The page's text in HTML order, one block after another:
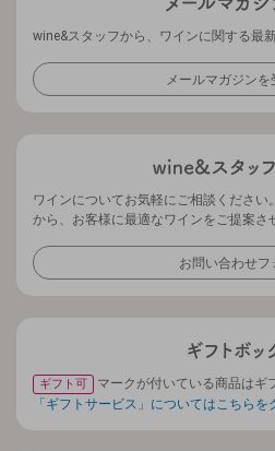
wine&スタッフから、ワインに関する最
メールマガジンを
ワインについてお気軽にご相談くださ
から、お客様に最適なワインをご提案さ
お問い合わせフ
ギフト可
マークが付いている商品はギ
「ギフトサービス」についてはこちらを